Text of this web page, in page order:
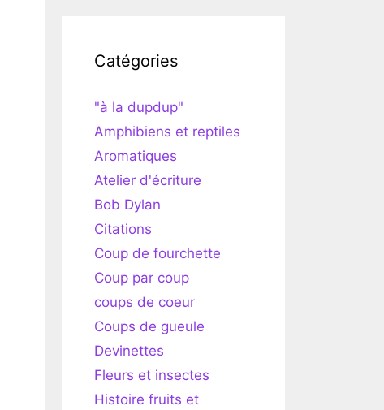
Catégories
"à la dupdup"
Amphibiens et reptiles
Aromatiques
Atelier d'écriture
Bob Dylan
Citations
Coup de fourchette
Coup par coup
coups de coeur
Coups de gueule
Devinettes
Fleurs et insectes
Histoire fruits et